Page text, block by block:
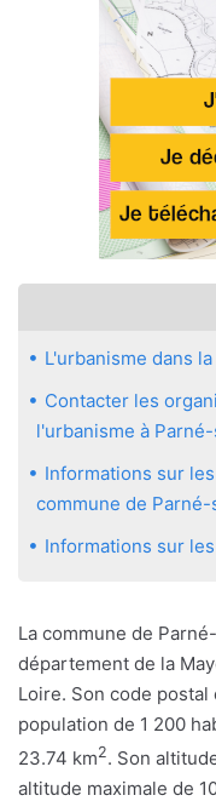
L'urbanisme dans
Contacter les
l'urbanisme à
Informations sur
commune de
Informations sur
La commune de
département de la
Loire. Son code
population de 1 200
23.74 km2. Son
altitude maximale de